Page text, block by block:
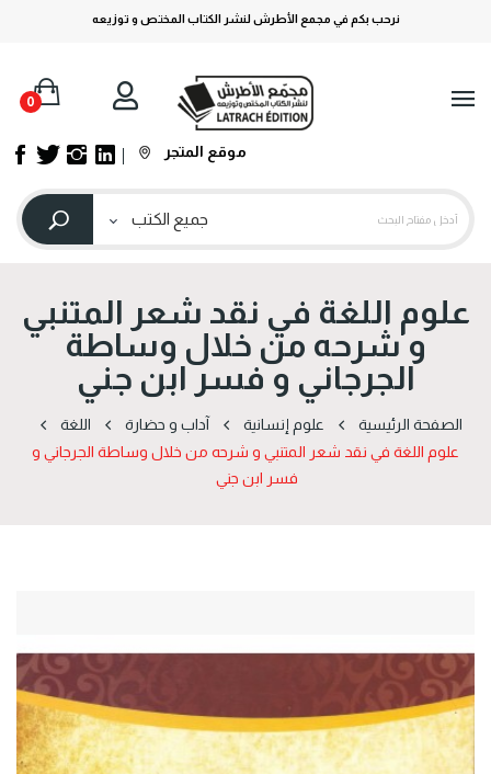
نرحب بكم في مجمع الأطرش لنشر الكتاب المختص و توزيعه
0
موقع المتجر
علوم اللغة في نقد شعر المتنبي
و شرحه من خلال وساطة
الجرجاني و فسر ابن جني
الصفحة الرئيسية علوم إنسانية آداب و حضارة
اللغة
علوم اللغة في نقد شعر المتنبي و شرحه من خلال وساطة الجرجاني و
فسر ابن جني